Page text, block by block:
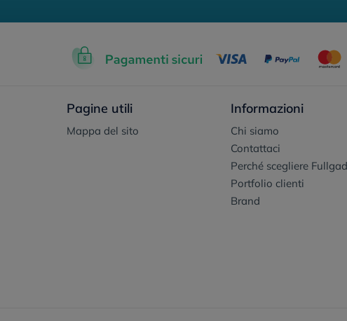
Pagine utili
Mappa del sito
Informazioni
Chi siamo
Contattaci
Perché scegliere
Portfolio clienti
Brand